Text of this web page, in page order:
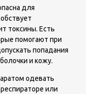
для
токсины. Есть
помогают при
попадания
и кожу.
одевать
или